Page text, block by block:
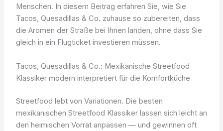
Menschen. In diesem Beitrag erfahren Sie, wie Sie
Tacos, Quesadillas & Co. zuhause so zubereiten, dass
die Aromen der Straße bei Ihnen landen, ohne dass Sie
gleich in ein Flugticket investieren müssen.
Tacos, Quesadillas & Co.: Mexikanische Streetfood
Klassiker modern interpretiert für die Komfortküche
Streetfood lebt von Variationen. Die besten
mexikanischen Streetfood Klassiker lassen sich leicht an
den heimischen Vorrat anpassen — und gewinnen oft